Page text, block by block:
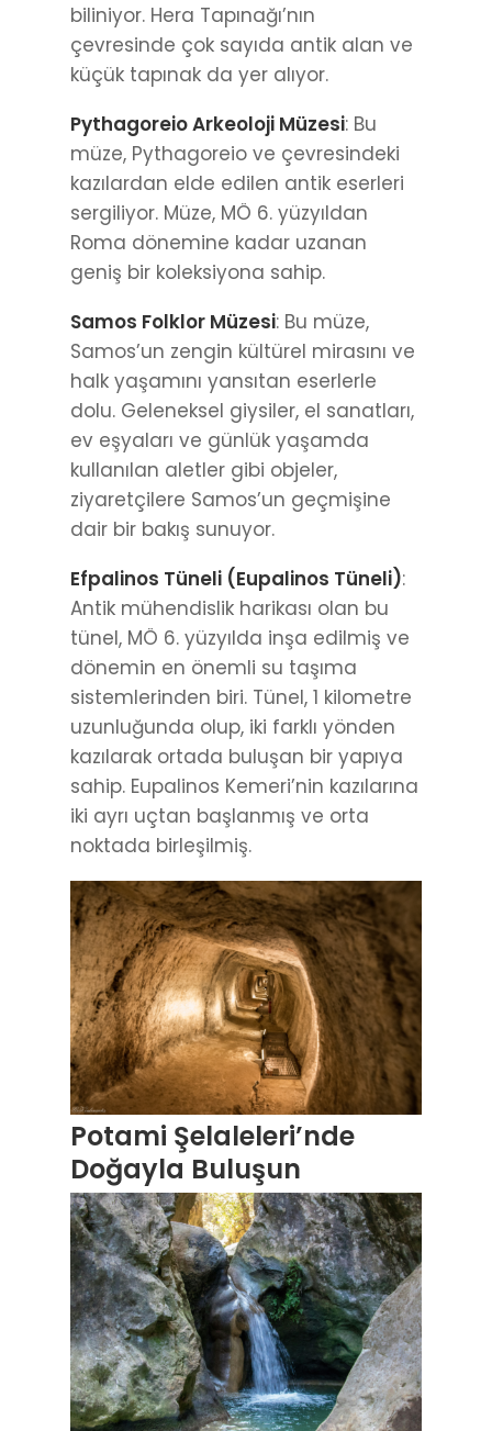
biliniyor. Hera Tapınağı’nın
çevresinde çok sayıda antik alan ve
küçük tapınak da yer alıyor.
Pythagoreio Arkeoloji Müzesi: Bu
müze, Pythagoreio ve çevresindeki
kazılardan elde edilen antik eserleri
sergiliyor. Müze, MÖ 6. yüzyıldan
Roma dönemine kadar uzanan
geniş bir koleksiyona sahip.
Samos Folklor Müzesi: Bu müze,
Samos’un zengin kültürel mirasını ve
halk yaşamını yansıtan eserlerle
dolu. Geleneksel giysiler, el sanatları,
ev eşyaları ve günlük yaşamda
kullanılan aletler gibi objeler,
ziyaretçilere Samos’un geçmişine
dair bir bakış sunuyor.
Efpalinos Tüneli (Eupalinos Tüneli):
Antik mühendislik harikası olan bu
tünel, MÖ 6. yüzyılda inşa edilmiş ve
dönemin en önemli su taşıma
sistemlerinden biri. Tünel, 1 kilometre
uzunluğunda olup, iki farklı yönden
kazılarak ortada buluşan bir yapıya
sahip. Eupalinos Kemeri’nin kazılarına
iki ayrı uçtan başlanmış ve orta
noktada birleşilmiş.
Potami Şelaleleri’nde
Doğayla Buluşun